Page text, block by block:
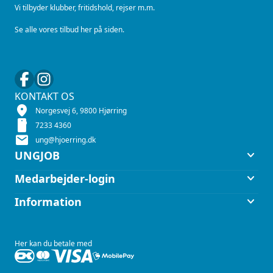
Vi tilbyder klubber, fritidshold, rejser m.m.
Se alle vores tilbud her på siden.
KONTAKT OS
location_on Norgesvej 6, 9800 Hjørring
smartphone 7233 4360
mail ung@hjoerring.dk
UNGJOB keyboard_arrow_down
Medarbejder-login keyboard_arrow_down
Information keyboard_arrow_down
Her kan du betale med